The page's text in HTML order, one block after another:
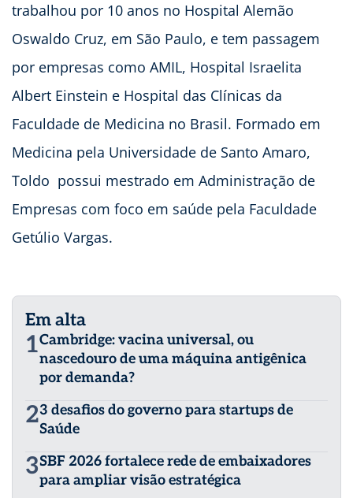
trabalhou por 10 anos no Hospital Alemão
Oswaldo Cruz, em São Paulo, e tem passagem
por empresas como AMIL, Hospital Israelita
Albert Einstein e Hospital das Clínicas da
Faculdade de Medicina no Brasil. Formado em
Medicina pela Universidade de Santo Amaro,
Toldo possui mestrado em Administração de
Empresas com foco em saúde pela Faculdade
Getúlio Vargas.
Em alta
1Cambridge: vacina universal, ou
nascedouro de uma máquina antigênica
por demanda?
23 desafios do governo para startups de
Saúde
3SBF 2026 fortalece rede de embaixadores
para ampliar visão estratégica